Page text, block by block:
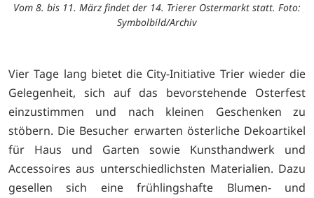
Vom 8. bis 11. März findet der 14. Trierer Ostermarkt statt. Foto:
Symbolbild/Archiv
Vier Tage lang bietet die City-Initiative Trier wieder die
Gelegenheit, sich auf das bevorstehende Osterfest
einzustimmen und nach kleinen Geschenken zu
stöbern. Die Besucher erwarten österliche Dekoartikel
für Haus und Garten sowie Kunsthandwerk und
Accessoires aus unterschiedlichsten Materialien. Dazu
gesellen sich eine frühlingshafte Blumen- und